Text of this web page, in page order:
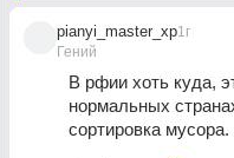
pianyi_master_xp
Гений
1г
В рфии хоть куда,
нормальных
сортировка мусора.